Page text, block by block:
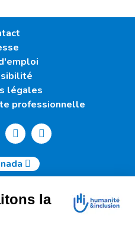
légales
professionnelle